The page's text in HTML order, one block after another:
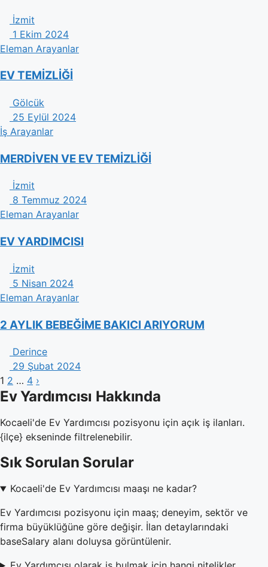
İzmit
1 Ekim 2024
Eleman Arayanlar
EV TEMİZLİĞİ
Gölcük
25 Eylül 2024
İş Arayanlar
MERDİVEN VE EV TEMİZLİĞİ
İzmit
8 Temmuz 2024
Eleman Arayanlar
EV YARDIMCISI
İzmit
5 Nisan 2024
Eleman Arayanlar
2 AYLIK BEBEĞİME BAKICI ARIYORUM
Derince
29 Şubat 2024
1 2 … 4 ›
Ev Yardımcısı Hakkında
Kocaeli'de Ev Yardımcısı pozisyonu için açık iş ilanları.
{ilçe} ekseninde filtrelenebilir.
Sık Sorulan Sorular
Kocaeli'de Ev Yardımcısı maaşı ne kadar?
Ev Yardımcısı pozisyonu için maaş; deneyim, sektör ve
firma büyüklüğüne göre değişir. İlan detaylarındaki
baseSalary alanı doluysa görüntülenir.